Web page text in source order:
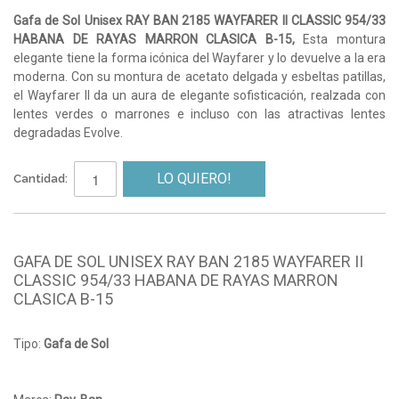
Gafa de Sol Unisex RAY BAN 2185 WAYFARER II CLASSIC 954/33
HABANA DE RAYAS MARRON CLASICA B-15,
Esta montura
elegante tiene la forma icónica del Wayfarer y lo devuelve a la era
moderna. Con su montura de acetato delgada y esbeltas patillas,
el Wayfarer II da un aura de elegante sofisticación, realzada con
lentes verdes o marrones e incluso con las atractivas lentes
degradadas Evolve.
Cantidad: LO QUIERO!
GAFA DE SOL UNISEX RAY BAN 2185 WAYFARER II
CLASSIC 954/33 HABANA DE RAYAS MARRON
CLASICA B-15
Tipo: Gafa de Sol